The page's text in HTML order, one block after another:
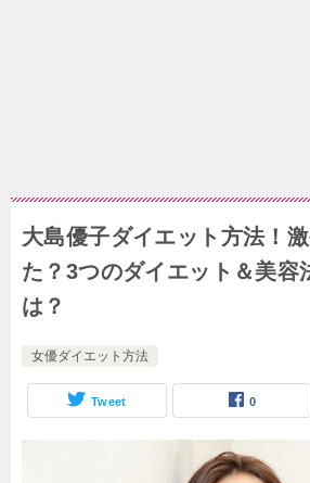
大島優子ダイエット方法！
た？3つのダイエット＆美容
は？
女優ダイエット方法
Tweet 0